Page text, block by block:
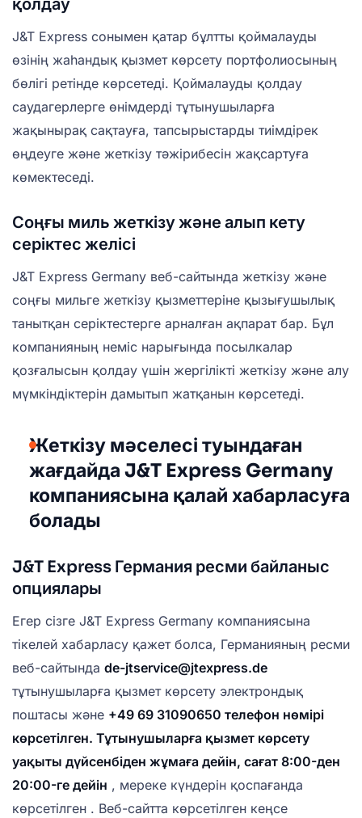
қолдау
J&T Express сонымен қатар бұлтты қоймалауды
өзінің жаһандық қызмет көрсету портфолиосының
бөлігі ретінде көрсетеді. Қоймалауды қолдау
саудагерлерге өнімдерді тұтынушыларға
жақынырақ сақтауға, тапсырыстарды тиімдірек
өңдеуге және жеткізу тәжірибесін жақсартуға
көмектеседі.
Соңғы миль жеткізу және алып кету
серіктес желісі
J&T Express Germany веб-сайтында жеткізу және
соңғы мильге жеткізу қызметтеріне қызығушылық
танытқан серіктестерге арналған ақпарат бар. Бұл
компанияның неміс нарығында посылкалар
қозғалысын қолдау үшін жергілікті жеткізу және алу
мүмкіндіктерін дамытып жатқанын көрсетеді.
Жеткізу мәселесі туындаған
жағдайда J&T Express Germany
компаниясына қалай хабарласуға
болады
J&T Express Германия ресми байланыс
опциялары
Егер сізге J&T Express Germany компаниясына
тікелей хабарласу қажет болса, Германияның ресми
веб-сайтында de-jtservice@jtexpress.de
тұтынушыларға қызмет көрсету электрондық
поштасы және +49 69 31090650 телефон нөмірі
көрсетілген. Тұтынушыларға қызмет көрсету
уақыты дүйсенбіден жұмаға дейін, сағат 8:00-ден
20:00-ге дейін , мереке күндерін қоспағанда
көрсетілген . Веб-сайтта көрсетілген кеңсе